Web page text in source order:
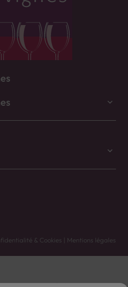
& Cookies | Mentions légales
votre caviste pour plus de renseignements.